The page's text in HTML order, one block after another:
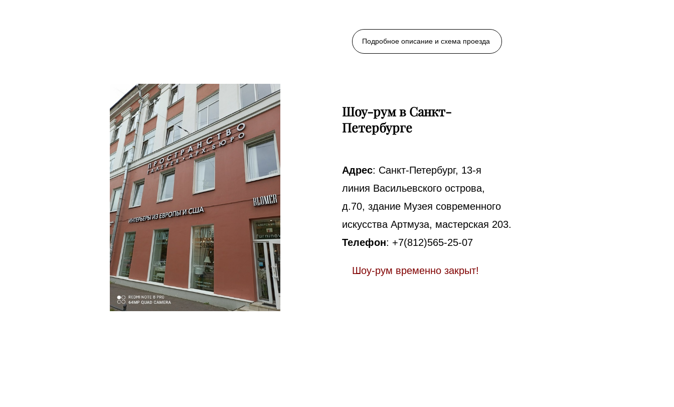
Подробное описание и схема проезда
Шоу-рум в Санкт-
Петербурге
Адрес: Санкт-Петербург, 13-я
линия Васильевского острова,
д.70, здание Музея современного
искусства Артмуза, мастерская 203.
Телефон: +7(812)565-25-07
Шоу-рум временно закрыт!